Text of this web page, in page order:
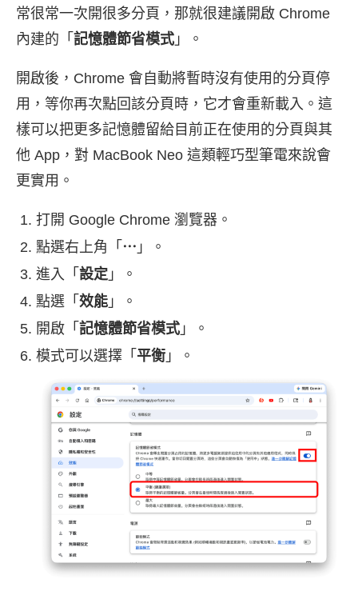
常很常一次開很多分頁，那就很建議開啟 Chrome
內建的「 記憶體節省模式 」。
開啟後，Chrome 會自動將暫時沒有使用的分頁停
用，等你再次點回該分頁時，它才會重新載入。這
樣可以把更多記憶體留給目前正在使用的分頁與其
他 App，對 MacBook Neo 這類輕巧型筆電來說會
更實用。
打開 Google Chrome 瀏覽器。
點選右上角「 ⋯ 」。
進入「 設定 」。
點選「 效能 」。
開啟「 記憶體節省模式 」。
模式可以選擇「 平衡 」。